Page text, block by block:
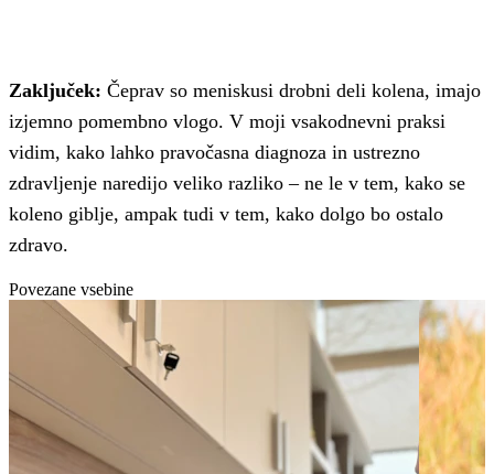
Zaključek: Čeprav so meniskusi drobni deli kolena, imajo
izjemno pomembno vlogo. V moji vsakodnevni praksi
vidim, kako lahko pravočasna diagnoza in ustrezno
zdravljenje naredijo veliko razliko – ne le v tem, kako se
koleno giblje, ampak tudi v tem, kako dolgo bo ostalo
zdravo.
Povezane vsebine